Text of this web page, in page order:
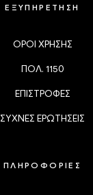
ΕΞΥΠΗΡΕΤΗΣΗ
ΟΡΟΙ ΧΡΗΣΗΣ
ΠΟΛ. 1150
ΕΠΙΣΤΡΟΦΕΣ
ΣΥΧΝΕΣ ΕΡΩΤΗΣΕΙΣ
ΠΛΗΡΟΦΟΡΙΕΣ